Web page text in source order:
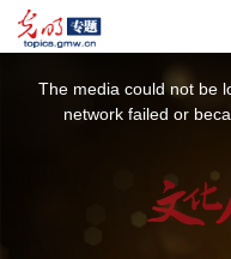
The media could not be
network failed or